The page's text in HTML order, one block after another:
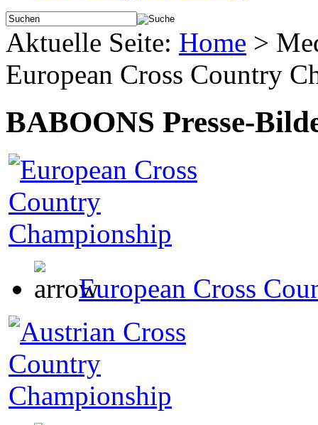
Aktuelle Seite: Home >
European Cross Country
BABOONS Presse-
European Cross